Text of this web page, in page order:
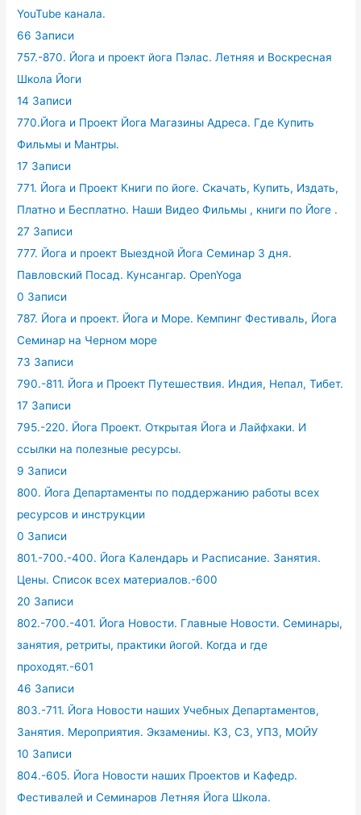
YouTube канала.
66 Записи
757.-870. Йога и проект йога Пэлас. Летняя и Воскресная
Школа Йоги
14 Записи
770.Йога и Проект Йога Магазины Адреса. Где Купить
Фильмы и Мантры.
17 Записи
771. Йога и Проект Книги по йоге. Скачать, Купить, Издать,
Платно и Бесплатно. Наши Видео Фильмы , книги по Йоге .
27 Записи
777. Йога и проект Выездной Йога Семинар 3 дня.
Павловский Посад. Кунсангар. OpenYoga
0 Записи
787. Йога и проект. Йога и Море. Кемпинг Фестиваль, Йога
Семинар на Черном море
73 Записи
790.-811. Йога и Проект Путешествия. Индия, Непал, Тибет.
17 Записи
795.-220. Йога Проект. Открытая Йога и Лайфхаки. И
ссылки на полезные ресурсы.
9 Записи
800. Йога Департаменты по поддержанию работы всех
ресурсов и инструкции
0 Записи
801.-700.-400. Йога Календарь и Расписание. Занятия.
Цены. Список всех материалов.-600
20 Записи
802.-700.-401. Йога Новости. Главные Новости. Семинары,
занятия, ретриты, практики йогой. Когда и где
проходят.-601
46 Записи
803.-711. Йога Новости наших Учебных Департаментов,
Занятия. Мероприятия. Экзамениы. КЗ, СЗ, УПЗ, МОЙУ
10 Записи
804.-605. Йога Новости наших Проектов и Кафедр.
Фестивалей и Семинаров Летняя Йога Школа.